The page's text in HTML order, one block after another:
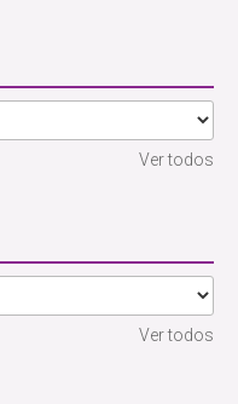
Ver todos
Ver todos